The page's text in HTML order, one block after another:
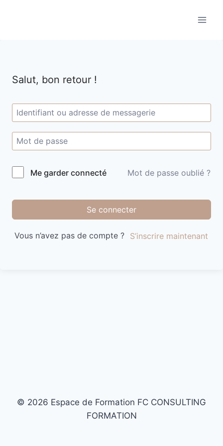
Salut, bon retour !
Me garder connecté Mot de passe oublié ?
Se connecter
Vous n’avez pas de compte ? S’inscrire maintenant
© 2026 Espace de Formation FC CONSULTING
FORMATION